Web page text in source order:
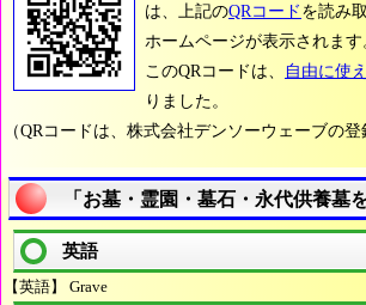
は、上記のQRコード を読み
ホームページが表示されます
このQRコードは、
自由に使
りました。
（QRコードは、株式会社デンソーウェーブの登
「お墓・霊園・墓石・永代供養墓
英語
【英語】 Grave